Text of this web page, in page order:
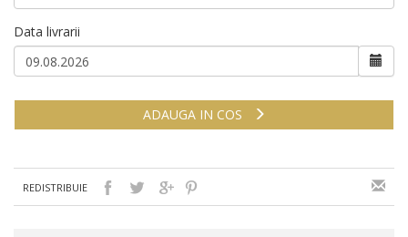
Data livrarii
REDISTRIBUIE